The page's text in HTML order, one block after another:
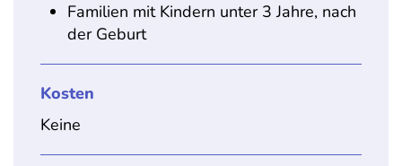
Familien mit Kindern unter 3 Jahre, nach
der Geburt
Kosten
Keine